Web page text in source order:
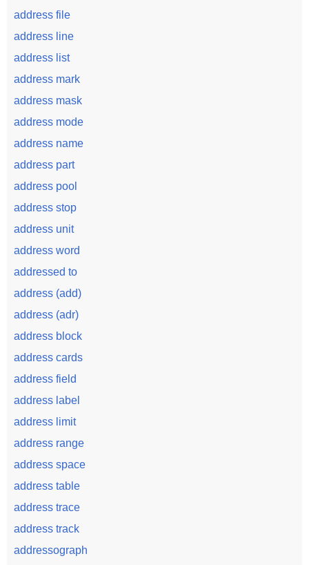
address file
address line
address list
address mark
address mask
address mode
address name
address part
address pool
address stop
address unit
address word
addressed to
address (add)
address (adr)
address block
address cards
address field
address label
address limit
address range
address space
address table
address trace
address track
addressograph